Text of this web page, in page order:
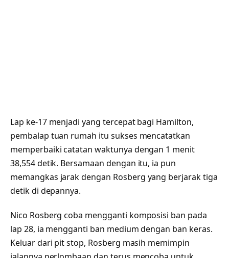
Lap ke-17 menjadi yang tercepat bagi Hamilton,
pembalap tuan rumah itu sukses mencatatkan
memperbaiki catatan waktunya dengan 1 menit
38,554 detik. Bersamaan dengan itu, ia pun
memangkas jarak dengan Rosberg yang berjarak tiga
detik di depannya.
Nico Rosberg coba mengganti komposisi ban pada
lap 28, ia mengganti ban medium dengan ban keras.
Keluar dari pit stop, Rosberg masih memimpin